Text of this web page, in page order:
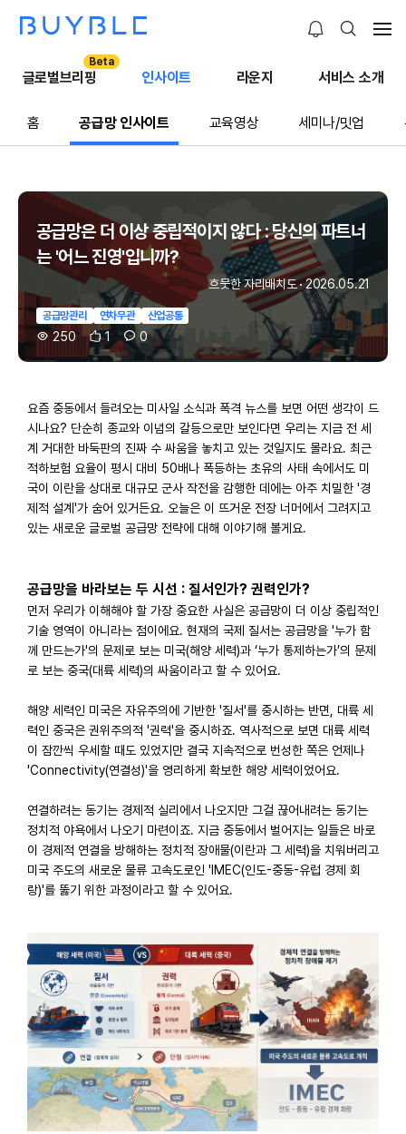
글로벌브리핑
Beta
인사이트 라운지 서비스 소개
홈 공급망 인사이트 교육영상 세미나/밋업
공급망은 더 이상 중립적이지 않다 : 당신의 파트너
는 '어느 진영'입니까?
공급망관리 연차무관 산업공통
250 1 0
흐뭇한 자리배치도·2026.05.21
요즘 중동에서 들려오는 미사일 소식과 폭격 뉴스를 보면 어떤 생각이 드
시나요? 단순히 종교와 이념의 갈등으로만 보인다면 우리는 지금 전 세
계 거대한 바둑판의 진짜 수 싸움을 놓치고 있는 것일지도 몰라요. 최근
적하보험 요율이 평시 대비 50배나 폭등하는 초유의 사태 속에서도 미
국이 이란을 상대로 대규모 군사 작전을 감행한 데에는 아주 치밀한 '경
제적 설계'가 숨어 있거든요. 오늘은 이 뜨거운 전장 너머에서 그려지고
있는 새로운 글로벌 공급망 전략에 대해 이야기해 볼게요.
공급망을 바라보는 두 시선 : 질서인가? 권력인가?
먼저 우리가 이해해야 할 가장 중요한 사실은 공급망이 더 이상 중립적인
기술 영역이 아니라는 점이에요. 현재의 국제 질서는 공급망을 '누가 함
께 만드는가'의 문제로 보는 미국(해양 세력)과 ‘누가 통제하는가’의 문제
로 보는 중국(대륙 세력)의 싸움이라고 할 수 있어요.
해양 세력인 미국은 자유주의에 기반한 '질서'를 중시하는 반면, 대륙 세
력인 중국은 권위주의적 '권력'을 중시하죠. 역사적으로 보면 대륙 세력
이 잠깐씩 우세할 때도 있었지만 결국 지속적으로 번성한 쪽은 언제나
'Connectivity(연결성)'을 영리하게 확보한 해양 세력이었어요.
연결하려는 동기는 경제적 실리에서 나오지만 그걸 끊어내려는 동기는
정치적 야욕에서 나오기 마련이죠. 지금 중동에서 벌어지는 일들은 바로
이 경제적 연결을 방해하는 정치적 장애물(이란과 그 세력)을 치워버리고
미국 주도의 새로운 물류 고속도로인 'IMEC(인도-중동-유럽 경제 회
랑)'를 뚫기 위한 과정이라고 할 수 있어요.